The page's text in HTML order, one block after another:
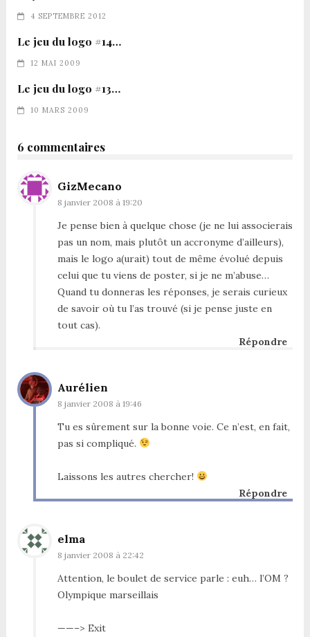
4 SEPTEMBRE 2012
Le jeu du logo #14…
12 MAI 2009
Le jeu du logo #13…
10 MARS 2009
6 commentaires
GizMecano
8 janvier 2008 à 19:20
Je pense bien à quelque chose (je ne lui associerais
pas un nom, mais plutôt un accronyme d’ailleurs),
mais le logo a(urait) tout de même évolué depuis
celui que tu viens de poster, si je ne m’abuse…
Quand tu donneras les réponses, je serais curieux
de savoir où tu l’as trouvé (si je pense juste en
tout cas).
Répondre
Aurélien
8 janvier 2008 à 19:46
Tu es sûrement sur la bonne voie. Ce n’est, en fait,
pas si compliqué.
Laissons les autres chercher!
Répondre
elma
8 janvier 2008 à 22:42
Attention, le boulet de service parle : euh… l’OM ?
Olympique marseillais
——–> Exit